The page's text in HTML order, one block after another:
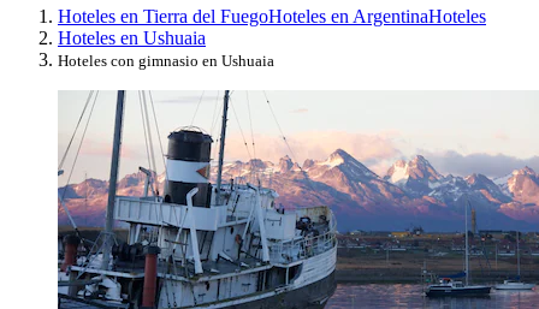
Hoteles en Tierra del FuegoHoteles en ArgentinaHoteles
Hoteles en Ushuaia
Hoteles con gimnasio en Ushuaia